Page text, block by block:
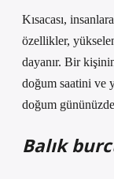
Kısacası,
özellikler,
dayanır. Bir
doğum saatini ve
doğum
Balık